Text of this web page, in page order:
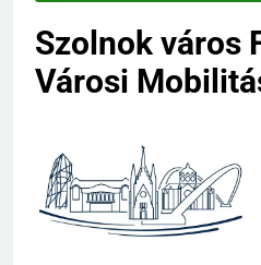
Szolnok város
Városi